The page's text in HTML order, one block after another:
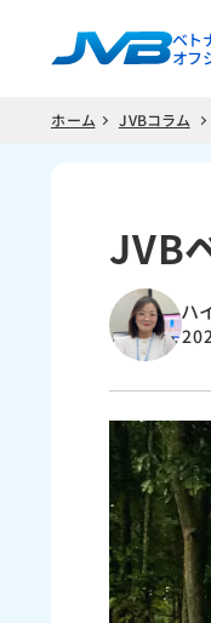
ベト
オフ
ホーム JVBコラム
JVB
ハ